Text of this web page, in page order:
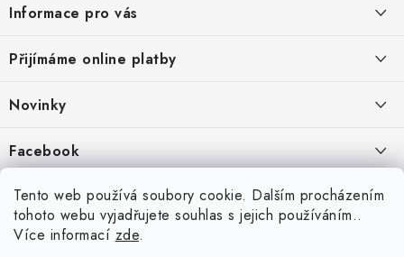
Tento web používá soubory cookie. Dalším procházením
tohoto webu vyjadřujete souhlas s jejich používáním..
Více informací zde.
p
a
Informace pro vás
Jak nakupovat
Ochrana osobních údajů
Hodnocení obchodu
Doprava a platba
Vrácení zboží a reklamace
Přijímáme online platby
Novinky
Kryty, pouzdra, obaly na mobil Apple iPhone.
11.9.2022
Nová skla pro vaši ochranu
22.8.2020
Facebook
Heureka Recenze obchodu